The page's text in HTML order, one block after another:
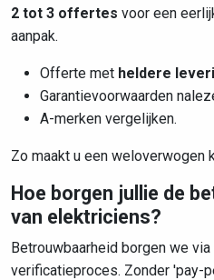
2 tot 3 offertes voor een
aanpak.
Offerte met heldere
Garantievoorwaarden
A-merken vergelijken.
Zo maakt u een weloverwogen
Hoe borgen jullie de
van elektriciens?
Betrouwbaarheid borgen we
verificatieproces. Zonder 'pay-